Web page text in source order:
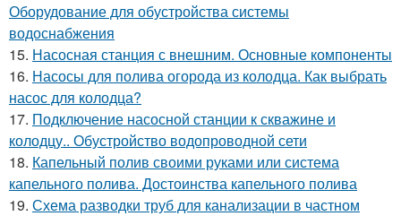
Оборудование для обустройства системы
водоснабжения
15. Насосная станция с внешним. Основные компоненты
16. Насосы для полива огорода из колодца. Как выбрать
насос для колодца?
17. Подключение насосной станции к скважине и
колодцу.. Обустройство водопроводной сети
18. Капельный полив своими руками или система
капельного полива. Достоинства капельного полива
19. Схема разводки труб для канализации в частном